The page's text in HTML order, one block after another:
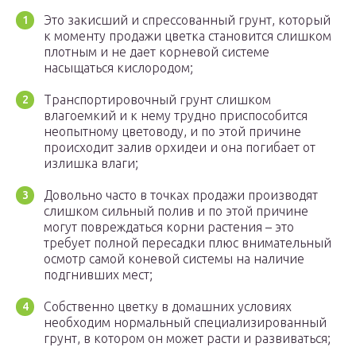
Это закисший и спрессованный грунт, который
к моменту продажи цветка становится слишком
плотным и не дает корневой системе
насыщаться кислородом;
Транспортировочный грунт слишком
влагоемкий и к нему трудно приспособится
неопытному цветоводу, и по этой причине
происходит залив орхидеи и она погибает от
излишка влаги;
Довольно часто в точках продажи производят
слишком сильный полив и по этой причине
могут повреждаться корни растения – это
требует полной пересадки плюс внимательный
осмотр самой коневой системы на наличие
подгнивших мест;
Собственно цветку в домашних условиях
необходим нормальный специализированный
грунт, в котором он может расти и развиваться;